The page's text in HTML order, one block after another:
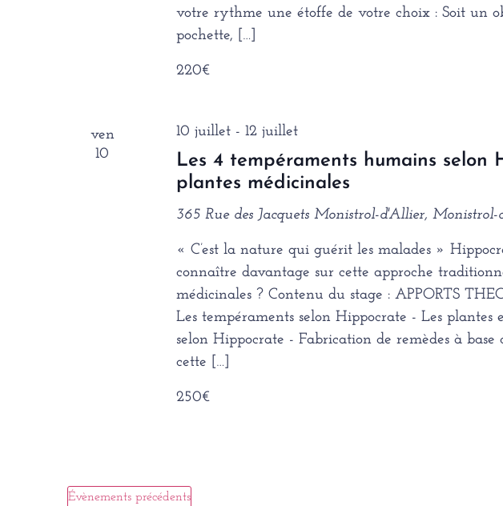
votre rythme une étoffe de votre choix : Soit un
pochette, […]
220€
ven
10
Les 4 tempéraments humains selon
plantes médicinales
10 juillet- 12 juillet
365 Rue des Jacquets Monistrol-d'Allier, Monistrol-
« C’est la nature qui guérit les malades »
connaître davantage sur cette approche
médicinales ? Contenu du stage : APPORTS
Les tempéraments selon Hippocrate - Les plantes
selon Hippocrate - Fabrication de remèdes à base
cette […]
250€
Évènements précédents